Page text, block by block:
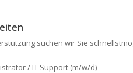
suchen wir Sie
/ IT Support (m/w/d)